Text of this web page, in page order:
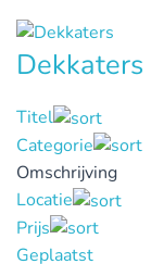
Dekkaters
Titel
Categorie
Omschrijving
Locatie
Prijs
Geplaatst